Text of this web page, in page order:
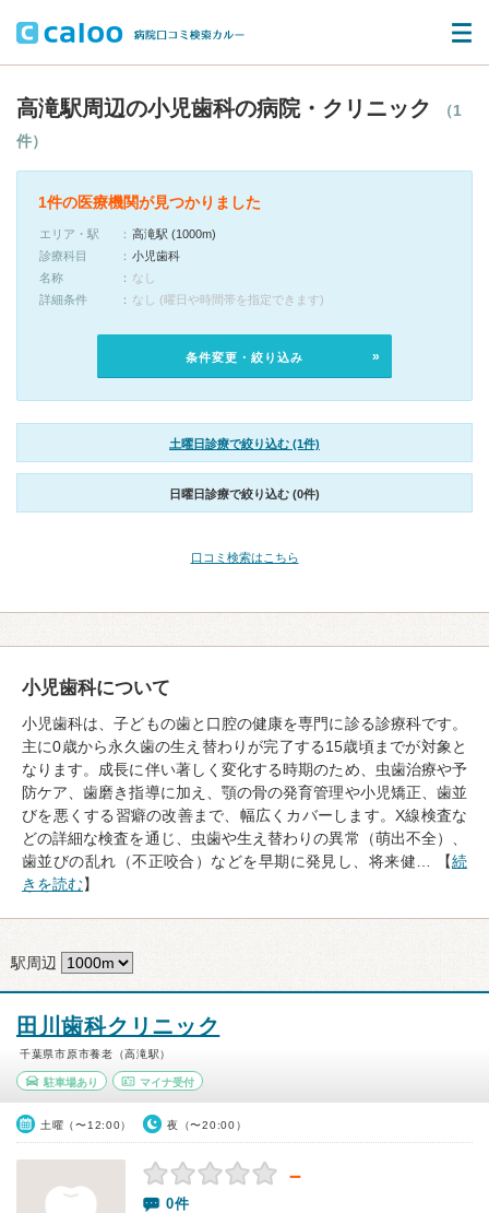
高滝駅周辺の小児歯科の病院・クリニック
（1
件）
1件の医療機関が見つかりました
エリア・駅
高滝駅 (1000m)
診療科目
小児歯科
名称
なし
詳細条件
なし (曜日や時間帯を指定できます)
条件変更・絞り込み
土曜日診療で絞り込む (1件)
日曜日診療で絞り込む (0件)
口コミ検索はこちら
小児歯科について
小児歯科は、子どもの歯と口腔の健康を専門に診る診療科です。
主に0歳から永久歯の生え替わりが完了する15歳頃までが対象と
なります。成長に伴い著しく変化する時期のため、虫歯治療や予
防ケア、歯磨き指導に加え、顎の骨の発育管理や小児矯正、歯並
びを悪くする習癖の改善まで、幅広くカバーします。X線検査な
どの詳細な検査を通じ、虫歯や生え替わりの異常（萌出不全）、
歯並びの乱れ（不正咬合）などを早期に発見し、将来健… 【続
きを読む】
駅周辺
田川歯科クリニック
千葉県市原市養老（高滝駅）
駐車場あり マイナ受付
土曜（〜12:00） 夜（〜20:00）
－
0件